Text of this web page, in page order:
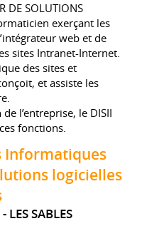
DE SOLUTIONS
exerçant les
web et de
sites Intranet-Internet.
des sites et
et assiste les
l’entreprise, le DISII
fonctions.
Informatiques
logicielles
LES SABLES